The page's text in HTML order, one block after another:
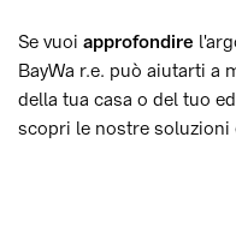
Se vuoi approfondire
BayWa r.e. può aiutarti a
della tua casa o del tuo
scopri le nostre soluzioni